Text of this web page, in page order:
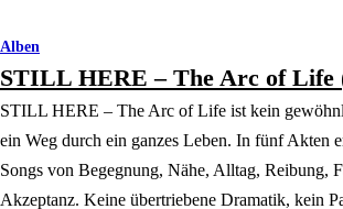
Alben
STILL HERE – The Arc of Life
STILL HERE – The Arc of Life ist kein
ein Weg durch ein ganzes Leben. In fünf Akten
Songs von Begegnung, Nähe, Alltag, Reibung,
Akzeptanz. Keine übertriebene Dramatik, kein